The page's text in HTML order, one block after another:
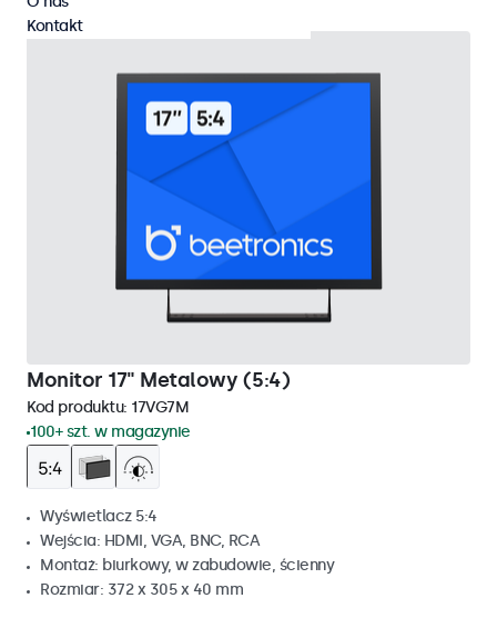
Monitor 17" Metalowy (5:4)
Kod produktu: 17VG7M
100+ szt. w magazynie
Wyświetlacz 5:4
Wejścia: HDMI, VGA, BNC, RCA
Montaż: biurkowy, w zabudowie, ścienny
Rozmiar: 372 x 305 x 40 mm
Kontakt